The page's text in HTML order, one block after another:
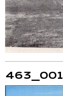
463_001